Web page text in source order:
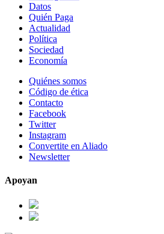
Datos
Quién Paga
Actualidad
Política
Sociedad
Economía
Quiénes somos
Código de ética
Contacto
Facebook
Twitter
Instagram
Convertite en Aliado
Newsletter
Apoyan